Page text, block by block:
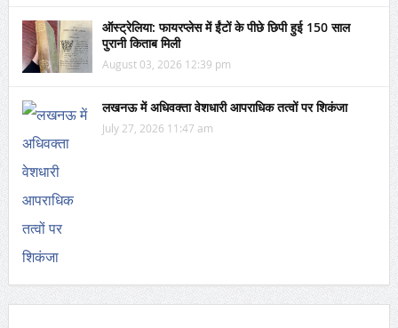
ऑस्ट्रेलिया: फायरप्लेस में ईंटों के पीछे छिपी हुई 150 साल
पुरानी किताब मिली
August 03, 2026 12:39 pm
लखनऊ में अधिवक्ता वेशधारी आपराधिक तत्वों पर शिकंजा
July 27, 2026 11:47 am